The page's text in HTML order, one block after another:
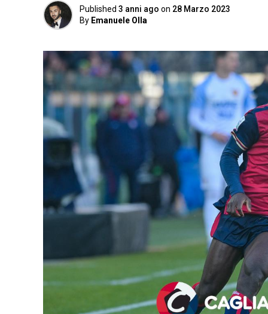
Published 3 anni ago on 28 Marzo 2023
By Emanuele Olla